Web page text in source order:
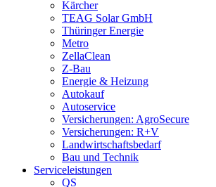
Kärcher
TEAG Solar GmbH
Thüringer Energie
Metro
ZellaClean
Z-Bau
Energie & Heizung
Autokauf
Autoservice
Versicherungen: AgroSecure
Versicherungen: R+V
Landwirtschaftsbedarf
Bau und Technik
Service­­leistungen
QS